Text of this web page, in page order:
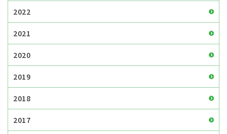
2022
2021
2020
2019
2018
2017